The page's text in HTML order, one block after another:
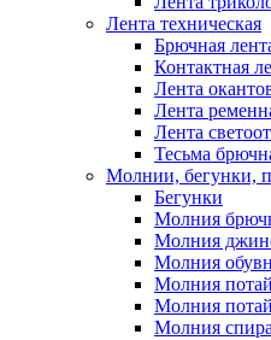
Лента техническая
Брючная
Контактная
Лента
Лента
Лента
Тесьма
Молнии, бегунки,
Бегунки
Молния
Молния
Молния
Молния
Молния
Молния